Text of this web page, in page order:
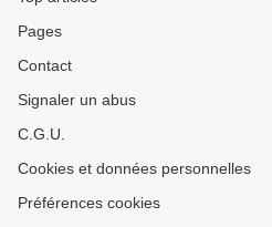
Pages
Contact
Signaler un abus
C.G.U.
Cookies et données personnelles
Préférences cookies